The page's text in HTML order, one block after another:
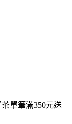
單筆滿350元送